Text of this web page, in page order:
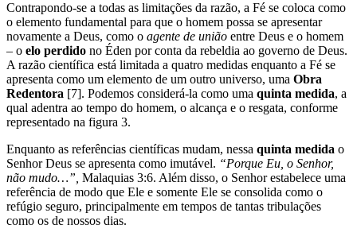
Contrapondo-se a todas as limitações da razão, a Fé se coloca como
o elemento fundamental para que o homem possa se apresentar
novamente a Deus, como o agente de união entre Deus e o homem
– o elo perdido no Éden por conta da rebeldia ao governo de Deus.
A razão científica está limitada a quatro medidas enquanto a Fé se
apresenta como um elemento de um outro universo, uma Obra
Redentora [7]. Podemos considerá-la como uma quinta medida, a
qual adentra ao tempo do homem, o alcança e o resgata, conforme
representado na figura 3.
Enquanto as referências científicas mudam, nessa quinta medida o
Senhor Deus se apresenta como imutável. “Porque Eu, o Senhor,
não mudo…”, Malaquias 3:6. Além disso, o Senhor estabelece uma
referência de modo que Ele e somente Ele se consolida como o
refúgio seguro, principalmente em tempos de tantas tribulações
como os de nossos dias.